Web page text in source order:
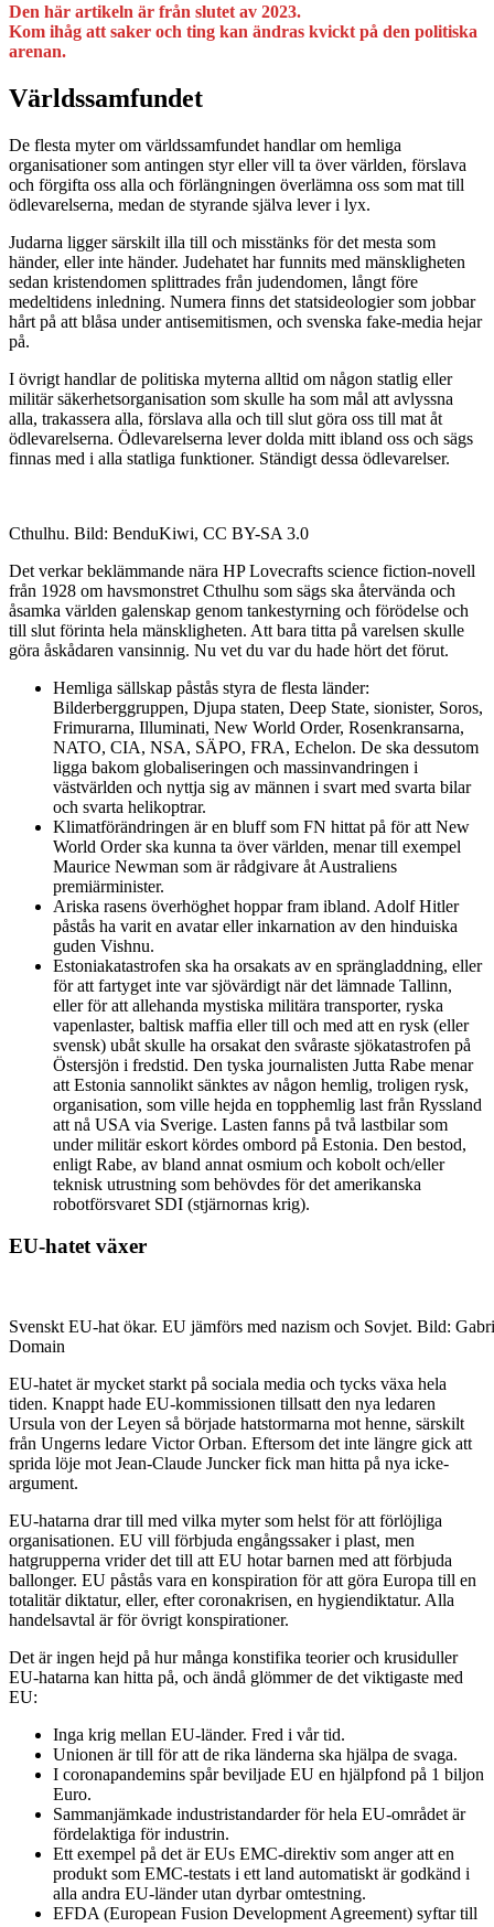
Den här artikeln är från slutet av 2023.
Kom ihåg att saker och ting kan ändras kvickt på den politiska
arenan.
Världssamfundet
De flesta myter om världssamfundet handlar om hemliga
organisationer som antingen styr eller vill ta över världen, förslava
och förgifta oss alla och förlängningen överlämna oss som mat till
ödlevarelserna, medan de styrande själva lever i lyx.
Judarna ligger särskilt illa till och misstänks för det mesta som
händer, eller inte händer. Judehatet har funnits med mänskligheten
sedan kristendomen splittrades från judendomen, långt före
medeltidens inledning. Numera finns det statsideologier som jobbar
hårt på att blåsa under antisemitismen, och svenska fake-media hejar
på.
I övrigt handlar de politiska myterna alltid om någon statlig eller
militär säkerhetsorganisation som skulle ha som mål att avlyssna
alla, trakassera alla, förslava alla och till slut göra oss till mat åt
ödlevarelserna. Ödlevarelserna lever dolda mitt ibland oss och sägs
finnas med i alla statliga funktioner. Ständigt dessa ödlevarelser.
Cthulhu. Bild: BenduKiwi, CC BY-SA 3.0
Det verkar beklämmande nära HP Lovecrafts science fiction-novell
från 1928 om havsmonstret Cthulhu som sägs ska återvända och
åsamka världen galenskap genom tankestyrning och förödelse och
till slut förinta hela mänskligheten. Att bara titta på varelsen skulle
göra åskådaren vansinnig. Nu vet du var du hade hört det förut.
Hemliga sällskap påstås styra de flesta länder:
Bilderberggruppen, Djupa staten, Deep State, sionister, Soros,
Frimurarna, Illuminati, New World Order, Rosenkransarna,
NATO, CIA, NSA, SÄPO, FRA, Echelon. De ska dessutom
ligga bakom globaliseringen och massinvandringen i
västvärlden och nyttja sig av männen i svart med svarta bilar
och svarta helikoptrar.
Klimatförändringen är en bluff som FN hittat på för att New
World Order ska kunna ta över världen, menar till exempel
Maurice Newman som är rådgivare åt Australiens
premiärminister.
Ariska rasens överhöghet hoppar fram ibland. Adolf Hitler
påstås ha varit en avatar eller inkarnation av den hinduiska
guden Vishnu.
Estoniakatastrofen ska ha orsakats av en sprängladdning, eller
för att fartyget inte var sjövärdigt när det lämnade Tallinn,
eller för att allehanda mystiska militära transporter, ryska
vapenlaster, baltisk maffia eller till och med att en rysk (eller
svensk) ubåt skulle ha orsakat den svåraste sjökatastrofen på
Östersjön i fredstid. Den tyska journalisten Jutta Rabe menar
att Estonia sannolikt sänktes av någon hemlig, troligen rysk,
organisation, som ville hejda en topphemlig last från Ryssland
att nå USA via Sverige. Lasten fanns på två lastbilar som
under militär eskort kördes ombord på Estonia. Den bestod,
enligt Rabe, av bland annat osmium och kobolt och/eller
teknisk utrustning som behövdes för det amerikanska
robotförsvaret SDI (stjärnornas krig).
EU-hatet växer
Svenskt EU-hat ökar. EU jämförs med nazism och Sovjet. Bild:
Domain
EU-hatet är mycket starkt på sociala media och tycks växa hela
tiden. Knappt hade EU-kommissionen tillsatt den nya ledaren
Ursula von der Leyen så började hatstormarna mot henne, särskilt
från Ungerns ledare Victor Orban. Eftersom det inte längre gick att
sprida löje mot Jean-Claude Juncker fick man hitta på nya icke-
argument.
EU-hatarna drar till med vilka myter som helst för att förlöjliga
organisationen. EU vill förbjuda engångssaker i plast, men
hatgrupperna vrider det till att EU hotar barnen med att förbjuda
ballonger. EU påstås vara en konspiration för att göra Europa till en
totalitär diktatur, eller, efter coronakrisen, en hygiendiktatur. Alla
handelsavtal är för övrigt konspirationer.
Det är ingen hejd på hur många konstifika teorier och krusiduller
EU-hatarna kan hitta på, och ändå glömmer de det viktigaste med
EU:
Inga krig mellan EU-länder. Fred i vår tid.
Unionen är till för att de rika länderna ska hjälpa de svaga.
I coronapandemins spår beviljade EU en hjälpfond på 1 biljon
Euro.
Sammanjämkade industristandarder för hela EU-området är
fördelaktiga för industrin.
Ett exempel på det är EUs EMC-direktiv som anger att en
produkt som EMC-testats i ett land automatiskt är godkänd i
alla andra EU-länder utan dyrbar omtestning.
EFDA (European Fusion Development Agreement) syftar till